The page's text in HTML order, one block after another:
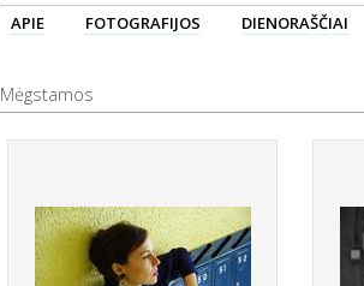
APIE FOTOGRAFIJOS DIENORAŠČIAI
Mėgstamos